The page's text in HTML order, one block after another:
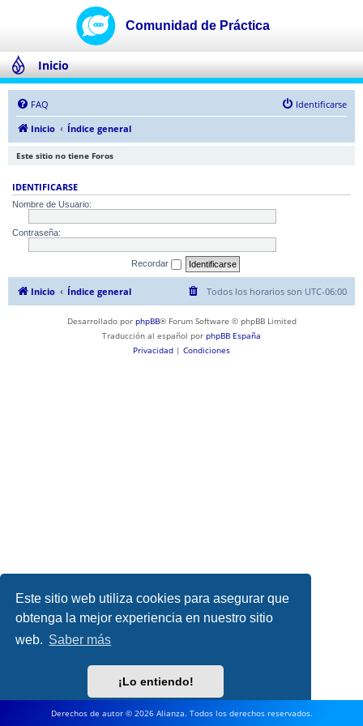
Este sitio web utiliza cookies para asegurar que
obtenga la mejor experiencia en nuestro sitio
web. Saber más
¡Lo entiendo!
Inicio
FAQ
Identificarse
Inicio
Índice general
Este sitio no tiene Foros
IDENTIFICARSE
Nombre de Usuario:
Contraseña:
Recordar
Inicio Índice general Todos los horarios son UTC-06:00
Desarrollado por phpBB® Forum Software © phpBB Limited
Traducción al español por phpBB España
Privacidad | Condiciones
Derechos de autor © 2026 Alianza. Todos los derechos reservados.